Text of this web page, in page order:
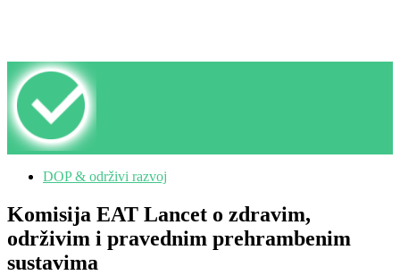
DOP & održivi razvoj
Komisija EAT Lancet o zdravim,
održivim i pravednim prehrambenim
sustavima